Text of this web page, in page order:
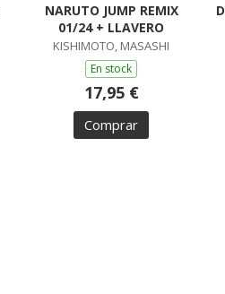
NARUTO JUMP REMIX
01/24 + LLAVERO
KISHIMOTO, MASASHI
En stock
17,95 €
Comprar